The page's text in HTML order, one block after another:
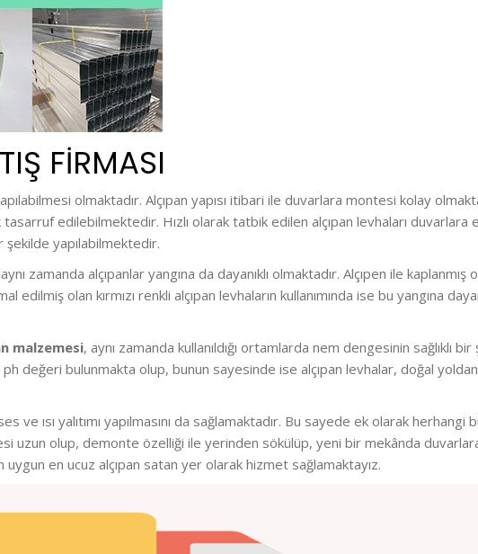
FİRMASI
olmaktadır. Alçıpan yapısı itibari ile duvarlara montesi kolay
edilebilmektedir. Hızlı olarak tatbik edilen alçıpan levhaları
yapılabilmektedir.
zamanda alçıpanlar yangına da dayanıklı olmaktadır. Alçıpen ile kaplanmış
olan kırmızı renkli alçıpan levhaların kullanımında ise bu yangına
malzemesi, aynı zamanda kullanıldığı ortamlarda nem dengesinin sağlıklı
değeri bulunmakta olup, bunun sayesinde ise alçıpan levhalar, doğal
ısı yalıtımı yapılmasını da sağlamaktadır. Bu sayede ek olarak herhangi
uzun olup, demonte özelliği ile yerinden sökülüp, yeni bir mekânda
en ucuz alçıpan satan yer olarak hizmet sağlamaktayız.